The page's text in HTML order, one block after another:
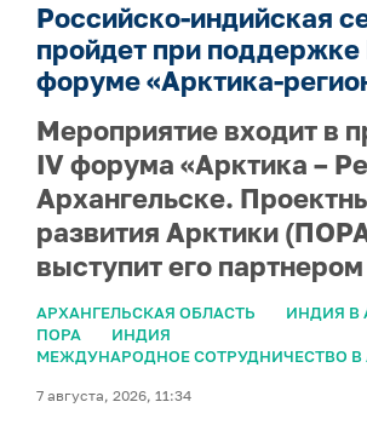
Российско-индийская
пройдет при
форуме «Арктика-
Мероприятие входит в
IV форума «Арктика –
Архангельске.
развития Арктики
выступит его партнером
АРХАНГЕЛЬСКАЯ ОБЛАСТЬ
ИНДИЯ В
ПОРА
ИНДИЯ
МЕЖДУНАРОДНОЕ СОТРУДНИЧЕСТВО В
7 августа, 2026, 11:34